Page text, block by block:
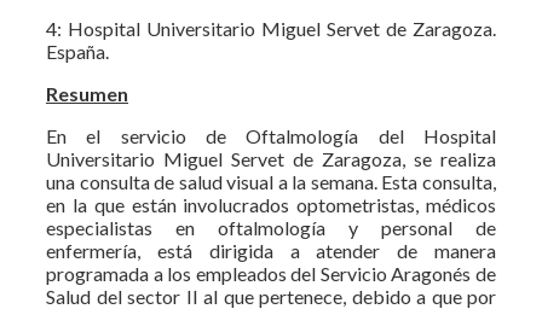
4: Hospital Universitario Miguel Servet de Zaragoza.
España.
Resumen
En el servicio de Oftalmología del Hospital
Universitario Miguel Servet de Zaragoza, se realiza
una consulta de salud visual a la semana. Esta consulta,
en la que están involucrados optometristas, médicos
especialistas en oftalmología y personal de
enfermería, está dirigida a atender de manera
programada a los empleados del Servicio Aragonés de
Salud del sector II al que pertenece, debido a que por